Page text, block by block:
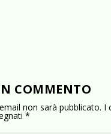
COMMENTO
non sarà pubblicato. I
*